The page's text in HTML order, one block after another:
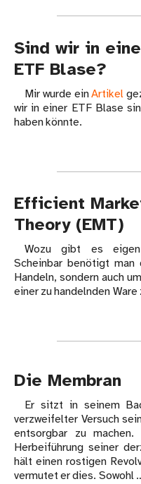
Sind wir in
ETF Blase?
Mir wurde einArtikel
wir in einer ETF Blase
haben könnte.
Efficient
Theory (EMT)
Wozu gibt es
Scheinbar benötigt
Handeln, sondern auch
einer zu handelnden
Die Membran
Er sitzt in seinem
verzweifelter Versuch
entsorgbar zu
Herbeiführung seiner
hält einen rostigen
vermutet er dies. Sowohl